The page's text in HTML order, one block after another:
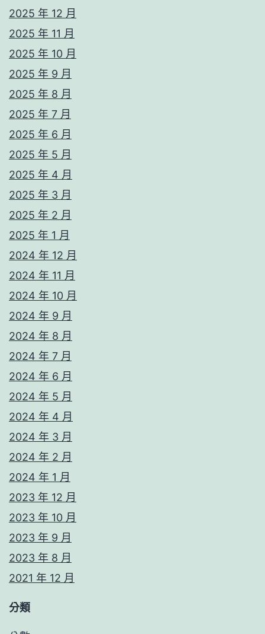
2025 年 12 月
2025 年 11 月
2025 年 10 月
2025 年 9 月
2025 年 8 月
2025 年 7 月
2025 年 6 月
2025 年 5 月
2025 年 4 月
2025 年 3 月
2025 年 2 月
2025 年 1 月
2024 年 12 月
2024 年 11 月
2024 年 10 月
2024 年 9 月
2024 年 8 月
2024 年 7 月
2024 年 6 月
2024 年 5 月
2024 年 4 月
2024 年 3 月
2024 年 2 月
2024 年 1 月
2023 年 12 月
2023 年 10 月
2023 年 9 月
2023 年 8 月
2021 年 12 月
分類